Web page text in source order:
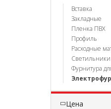
Вставка
Закладные
Пленка ПВХ
Профиль
Расходные
Светильники
Фурнитура
Цена